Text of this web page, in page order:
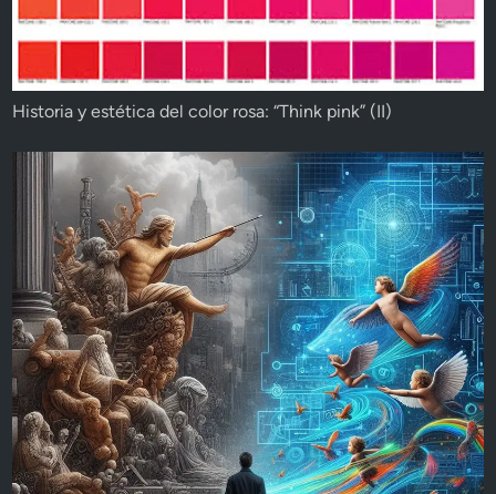
Historia y estética del color rosa: “Think pink” (II)